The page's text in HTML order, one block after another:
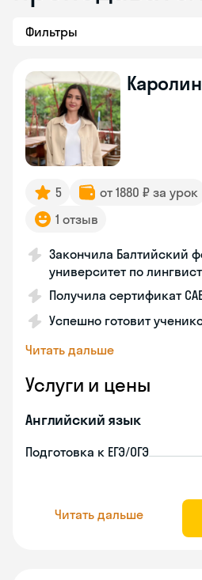
Фильтры
5 от 1880 ₽ за урок
1 отзыв
Закончила Балтийский
университет по
Получила сертификат
Успешно готовит
Читать дальше
Услуги и цены
Английский язык
Подготовка к ЕГЭ/ОГЭ
Читать дальше